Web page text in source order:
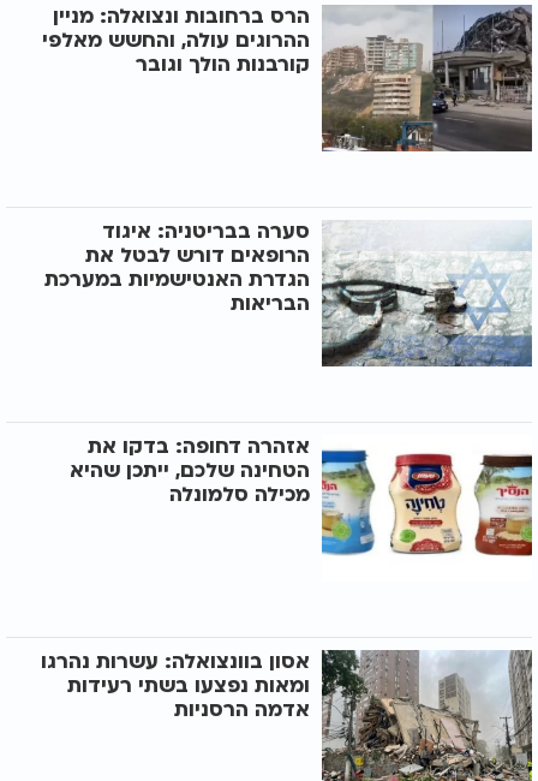
הרס ברחובות ונצואלה: מניין
ההרוגים עולה, והחשש מאלפי
קורבנות הולך וגובר
סערה בבריטניה: איגוד
הרופאים דורש לבטל את
הגדרת האנטישמיות במערכת
הבריאות
אזהרה דחופה: בדקו את
הטחינה שלכם, ייתכן שהיא
מכילה סלמונלה
אסון בוונצואלה: עשרות נהרגו
ומאות נפצעו בשתי רעידות
אדמה הרסניות